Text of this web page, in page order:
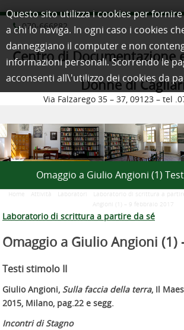
070-666882
Centro di Documentazione
Donne di
Via Falzarego 35 – 37, 09123 – tel
Skip to content
Omaggio a Giulio Angioni (1)
Home Attività Laboratori Laboratorio di scrittura a
Angioni (1) – 9 febbraio 2017
Laboratorio di scrittura a partire da sé
Omaggio a Giulio Angioni (1)
Testi stimolo II
Giulio Angioni, Sulla faccia della terra, Il
2015, Milano, pag.22 e segg.
Incontri di Stagno
Questo sito utilizza i cookies per
a chi lo naviga. In ogni caso i cookies
danneggiano il computer e non
informazioni personali. Scorrendo le
acconsenti all\'utilizzo dei cookies da